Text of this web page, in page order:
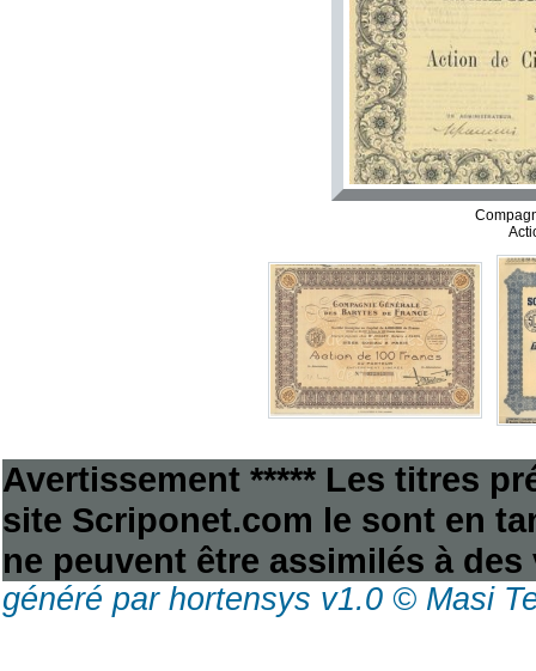
Avertissement ***** Les titres
site Scriponet.com le sont en
ne peuvent être assimilés à
généré par hortensys v1.0 © Masi